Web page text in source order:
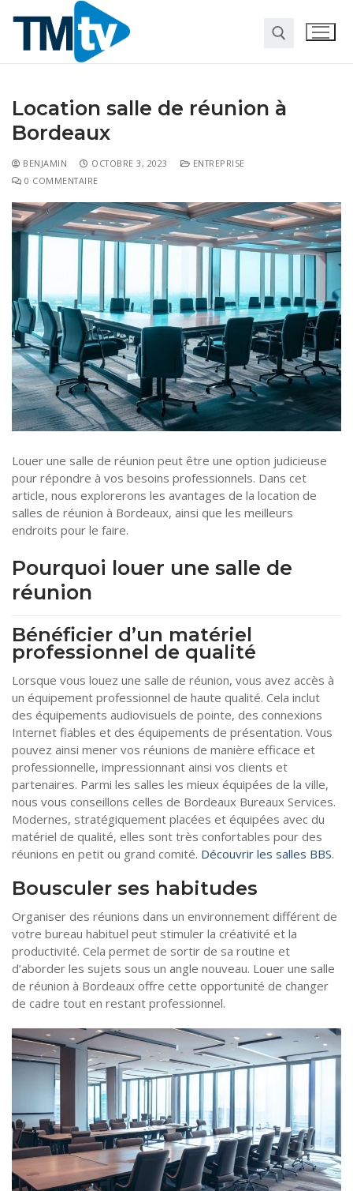
Habitat
Travaux
Pour la maison
Entreprise
Marketing
Finance
Transformation digitale
Web
Société
Gastronomie
Tourisme
Santé-Beauté
Divers
Coronavirus
Location salle de réunion à
Bordeaux
BENJAMIN OCTOBRE 3, 2023
ENTREPRISE
0 COMMENTAIRE
Louer une salle de réunion peut être une option judicieuse
pour répondre à vos besoins professionnels. Dans cet
article, nous explorerons les avantages de la location de
salles de réunion à Bordeaux, ainsi que les meilleurs
endroits pour le faire.
Pourquoi louer une salle de
réunion
Bénéficier d’un matériel
professionnel de qualité
Lorsque vous louez une salle de réunion, vous avez accès à
un équipement professionnel de haute qualité. Cela inclut
des équipements audiovisuels de pointe, des connexions
Internet fiables et des équipements de présentation. Vous
pouvez ainsi mener vos réunions de manière efficace et
professionnelle, impressionnant ainsi vos clients et
partenaires. Parmi les salles les mieux équipées de la ville,
nous vous conseillons celles de Bordeaux Bureaux Services.
Modernes, stratégiquement placées et équipées avec du
matériel de qualité, elles sont très confortables pour des
réunions en petit ou grand comité. Découvrir les salles BBS.
Bousculer ses habitudes
Organiser des réunions dans un environnement différent de
votre bureau habituel peut stimuler la créativité et la
productivité. Cela permet de sortir de sa routine et
d’aborder les sujets sous un angle nouveau. Louer une salle
de réunion à Bordeaux offre cette opportunité de changer
de cadre tout en restant professionnel.